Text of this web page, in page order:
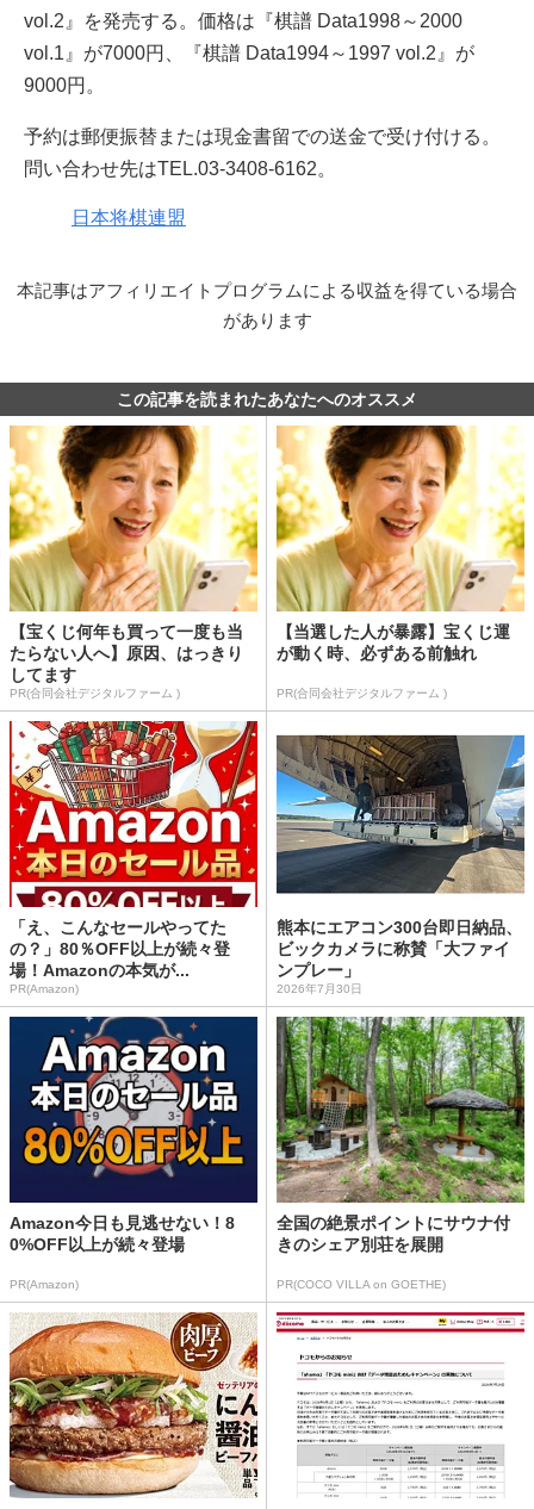
vol.2』を発売する。価格は『棋譜 Data1998～2000
vol.1』が7000円、『棋譜 Data1994～1997 vol.2』が
9000円。
予約は郵便振替または現金書留での送金で受け付ける。
問い合わせ先はTEL.03-3408-6162。
日本将棋連盟
本記事はアフィリエイトプログラムによる収益を得ている場合
があります
この記事を読まれたあなたへのオススメ
【宝くじ何年も買って一度も当
たらない人へ】原因、はっきり
してます
PR(合同会社デジタルファーム )
【当選した人が暴露】宝くじ運
が動く時、必ずある前触れ
PR(合同会社デジタルファーム )
「え、こんなセールやってた
の？」80％OFF以上が続々登
場！Amazonの本気が...
PR(Amazon)
熊本にエアコン300台即日納品、
ビックカメラに称賛「大ファイ
ンプレー」
2026年7月30日
Amazon今日も見逃せない！8
0%OFF以上が続々登場
PR(Amazon)
全国の絶景ポイントにサウナ付
きのシェア別荘を展開
PR(COCO VILLA on GOETHE)